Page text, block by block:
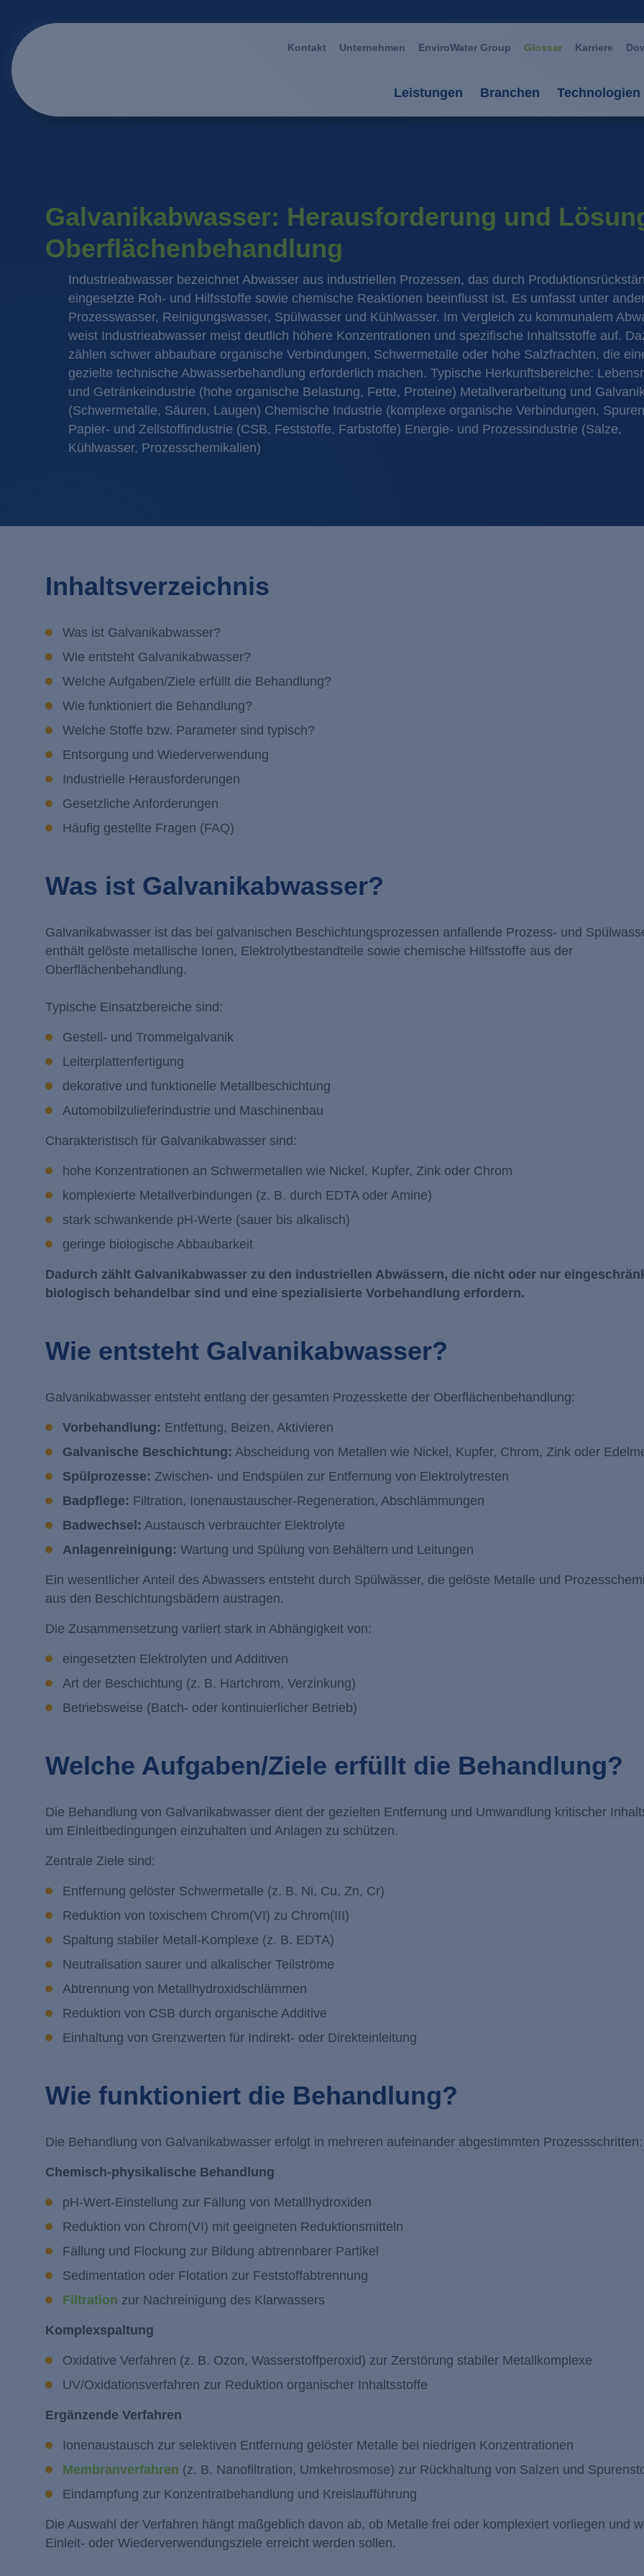
Galvanikabwasser: Herausforderung und
Oberflächenbehandlung
Industrieabwasser bezeichnet Abwasser aus industriellen Prozessen, das durch
eingesetzte Roh- und Hilfsstoffe sowie chemische Reaktionen beeinflusst ist. Es umfasst unter
Prozesswasser, Reinigungswasser, Spülwasser und Kühlwasser. Im Vergleich zu kommunalem
weist Industrieabwasser meist deutlich höhere Konzentrationen und spezifische Inhaltsstoffe auf.
zählen schwer abbaubare organische Verbindungen, Schwermetalle oder hohe Salzfrachten, die
gezielte technische Abwasserbehandlung erforderlich machen. Typische Herkunftsbereiche:
und Getränkeindustrie (hohe organische Belastung, Fette, Proteine) Metallverarbeitung und
(Schwermetalle, Säuren, Laugen) Chemische Industrie (komplexe organische Verbindungen,
Papier- und Zellstoffindustrie (CSB, Feststoffe, Farbstoffe) Energie- und Prozessindustrie (Salze,
Kühlwasser, Prozesschemikalien)
Kontakt Unternehmen EnviroWater Group Glossar Karriere
Leistungen
Anlagen
Branchen
Bergbau /
Großwäschereien /
Kosmetik /
Lebensmittel /
Metall- /
Molkereien
Technologien
Anaerobe
Fällung /
Filtration
Flotation
Inhaltsverzeichnis
Was ist Galvanikabwasser?
Wie entsteht Galvanikabwasser?
Welche Aufgaben/Ziele erfüllt die Behandlung?
Wie funktioniert die Behandlung?
Welche Stoffe bzw. Parameter sind typisch?
Entsorgung und Wiederverwendung
Industrielle Herausforderungen
Gesetzliche Anforderungen
Häufig gestellte Fragen (FAQ)
Was ist Galvanikabwasser?
Galvanikabwasser ist das bei galvanischen Beschichtungsprozessen anfallende Prozess- und
enthält gelöste metallische Ionen, Elektrolytbestandteile sowie chemische Hilfsstoffe aus der
Oberflächenbehandlung.
Typische Einsatzbereiche sind:
Gestell- und Trommelgalvanik
Leiterplattenfertigung
dekorative und funktionelle Metallbeschichtung
Automobilzulieferindustrie und Maschinenbau
Charakteristisch für Galvanikabwasser sind:
hohe Konzentrationen an Schwermetallen wie Nickel, Kupfer, Zink oder Chrom
komplexierte Metallverbindungen (z. B. durch EDTA oder Amine)
stark schwankende pH-Werte (sauer bis alkalisch)
geringe biologische Abbaubarkeit
Dadurch zählt Galvanikabwasser zu den industriellen Abwässern, die nicht oder nur
biologisch behandelbar sind und eine spezialisierte Vorbehandlung erfordern.
Wie entsteht Galvanikabwasser?
Galvanikabwasser entsteht entlang der gesamten Prozesskette der Oberflächenbehandlung:
Vorbehandlung: Entfettung, Beizen, Aktivieren
Galvanische Beschichtung: Abscheidung von Metallen wie Nickel, Kupfer, Chrom, Zink oder
Spülprozesse: Zwischen- und Endspülen zur Entfernung von Elektrolytresten
Badpflege: Filtration, Ionenaustauscher-Regeneration, Abschlämmungen
Badwechsel: Austausch verbrauchter Elektrolyte
Anlagenreinigung: Wartung und Spülung von Behältern und Leitungen
Ein wesentlicher Anteil des Abwassers entsteht durch Spülwässer, die gelöste Metalle und
aus den Beschichtungsbädern austragen.
Die Zusammensetzung variiert stark in Abhängigkeit von:
eingesetzten Elektrolyten und Additiven
Art der Beschichtung (z. B. Hartchrom, Verzinkung)
Betriebsweise (Batch- oder kontinuierlicher Betrieb)
Welche Aufgaben/Ziele erfüllt die Behandlung?
Die Behandlung von Galvanikabwasser dient der gezielten Entfernung und Umwandlung kritischer
um Einleitbedingungen einzuhalten und Anlagen zu schützen.
Zentrale Ziele sind:
Entfernung gelöster Schwermetalle (z. B. Ni, Cu, Zn, Cr)
Reduktion von toxischem Chrom(VI) zu Chrom(III)
Spaltung stabiler Metall-Komplexe (z. B. EDTA)
Neutralisation saurer und alkalischer Teilströme
Abtrennung von Metallhydroxidschlämmen
Reduktion von CSB durch organische Additive
Einhaltung von Grenzwerten für Indirekt- oder Direkteinleitung
Wie funktioniert die Behandlung?
Die Behandlung von Galvanikabwasser erfolgt in mehreren aufeinander abgestimmten Prozessschritten:
Chemisch-physikalische Behandlung
pH-Wert-Einstellung zur Fällung von Metallhydroxiden
Reduktion von Chrom(VI) mit geeigneten Reduktionsmitteln
Fällung und Flockung zur Bildung abtrennbarer Partikel
Sedimentation oder Flotation zur Feststoffabtrennung
Filtration zur Nachreinigung des Klarwassers
Komplexspaltung
Oxidative Verfahren (z. B. Ozon, Wasserstoffperoxid) zur Zerstörung stabiler Metallkomplexe
UV/Oxidationsverfahren zur Reduktion organischer Inhaltsstoffe
Ergänzende Verfahren
Ionenaustausch zur selektiven Entfernung gelöster Metalle bei niedrigen Konzentrationen
Membranverfahren (z. B. Nanofiltration, Umkehrosmose) zur Rückhaltung von Salzen und
Eindampfung zur Konzentratbehandlung und Kreislaufführung
Die Auswahl der Verfahren hängt maßgeblich davon ab, ob Metalle frei oder komplexiert vorliegen und
Einleit- oder Wiederverwendungsziele erreicht werden sollen.